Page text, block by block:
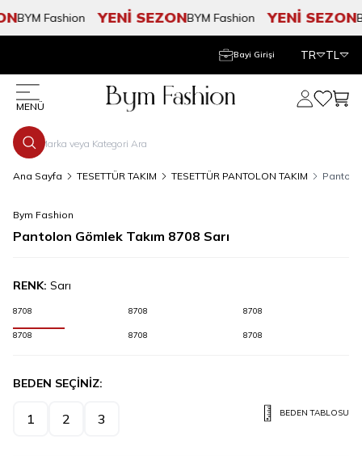
BYM Fashion YENİ SEZONBYM Fashion YENİ SEZON
Bayi Girişi TR TL
MENÜ
Hesabım
Ana Sayfa TESETTÜR TAKIM TESETTÜR PANTOLON TAKIM
Bym Fashion
Pantolon Gömlek Takım 8708 Sarı
RENK: Sarı
8708 8708 8708
8708 8708 8708
BEDEN SEÇİNİZ:
1 2 3 BEDEN TABLOSU